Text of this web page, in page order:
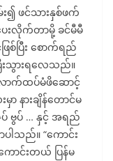
၍ ဖင်သားနှစ်ဖက်
းလိုက်တာမို့ ခင်မီမီ
စ်ပြီး စောက်ရည်
းသွားရလေသည်။
ာက်ထပ်မံဖိဆောင့်
နားချိန်တောင်မ
ဗွပ် … နှင့် အရည်
ပါသည်။ “ကောင်း
ာင်းတယ် ပြန်မ